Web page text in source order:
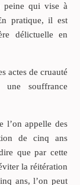
peine qui vise à
pratique, il est
délictuelle en
actes de cruauté
une souffrance
l’on appelle des
de cinq ans
que par cette
la réitération
ans, l’on peut